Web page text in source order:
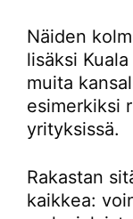
Näiden
lisäksi
muita
esimerkiksi
yrityksissä.
Rakastan
kaikkea: